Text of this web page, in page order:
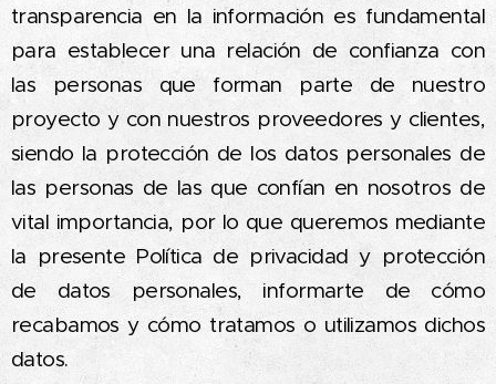
transparencia en la información es fundamental
para establecer una relación de confianza con
las personas que forman parte de nuestro
proyecto y con nuestros proveedores y clientes,
siendo la protección de los datos personales de
las personas de las que confían en nosotros de
vital importancia, por lo que queremos mediante
la presente Política de privacidad y protección
de datos personales, informarte de cómo
recabamos y cómo tratamos o utilizamos dichos
datos.